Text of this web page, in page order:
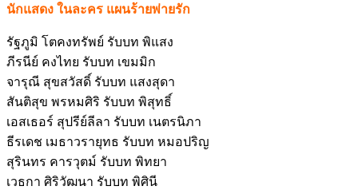
นักแสดง ในละคร แผนร้ายพ่ายรัก
รัฐภูมิ โตคงทรัพย์ รับบท พิแสง
ภีรนีย์ คงไทย รับบท เขมมิก
จารุณี สุขสวัสดิ์ รับบท แสงสุดา
สันติสุข พรหมศิริ รับบท พิสุทธิ์
เอสเธอร์ สุปรีย์ลีลา รับบท เนตรนิภา
ธีรเดช เมธาวรายุทธ รับบท หมอปริญ
สุรินทร คารวุตม์ รับบท พิทยา
เวธกา ศิริวัฒนา รับบท พิศินี